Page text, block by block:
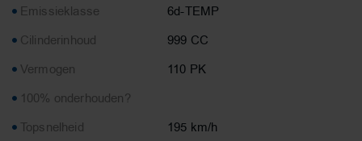
Emissieklasse
6d-TEMP
Cilinderinhoud
999 CC
Vermogen
110 PK
100% onderhouden?
Topsnelheid
195 km/h